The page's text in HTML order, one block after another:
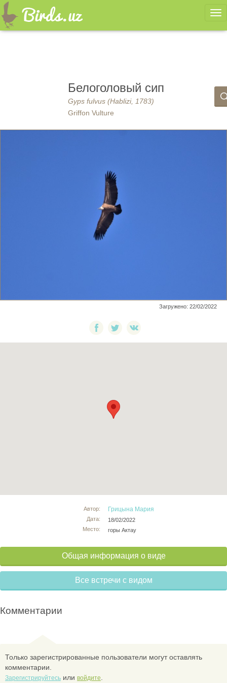
Белоголовый сип
Gyps fulvus (Hablizi, 1783)
Griffon Vulture
Загружено: 22/02/2022
Автор:
Дата:
Место:
Грицына Мария
18/02/2022
горы Актау
Общая информация о виде
Все встречи с видом
Комментарии
Только зарегистрированные пользователи могут оставлять
комментарии.
Зарегистрируйтесь или войдите